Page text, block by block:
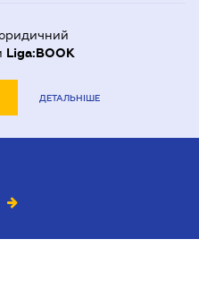
Liga:BOOK
ДЕТАЛЬНІШЕ